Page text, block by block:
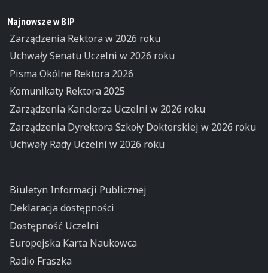
Najnowsze w BIP
Zarządzenia Rektora w 2026 roku
Uchwały Senatu Uczelni w 2026 roku
Pisma Okólne Rektora 2026
Komunikaty Rektora 2025
Zarządzenia Kanclerza Uczelni w 2026 roku
Zarządzenia Dyrektora Szkoły Doktorskiej w 2026 roku
Uchwały Rady Uczelni w 2026 roku
Biuletyn Informacji Publicznej
Deklaracja dostępności
Dostępność Uczelni
Europejska Karta Naukowca
Radio Fraszka